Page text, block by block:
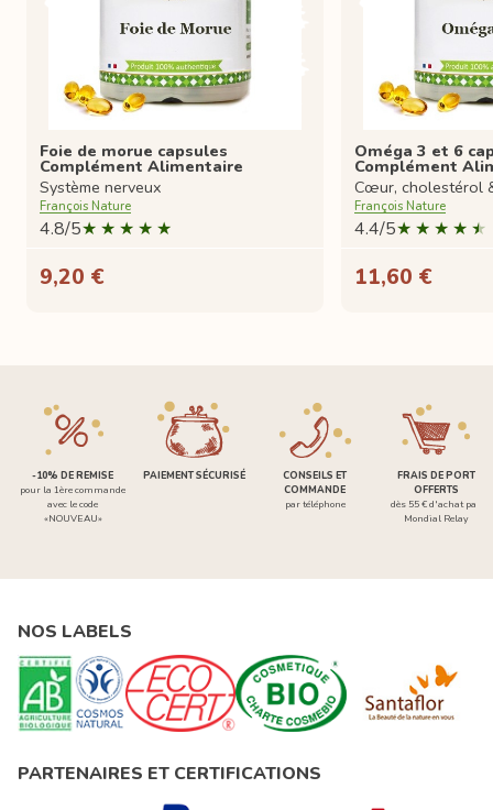
Foie de morue capsules
Complément Alimentaire
Système nerveux
François Nature
4.8/5
9,20 €
Oméga 3 et 6
Complément
Cœur, cholestérol
François Nature
4.4/5
11,60 €
-10% DE REMISE
pour la 1ère commande
avec le code
«NOUVEAU»
PAIEMENT SÉCURISÉ
CONSEILS ET
COMMANDE
par téléphone
FRAIS DE PORT
OFFERTS
dès 55 € d'achat par
Mondial Relay
NOS LABELS
PARTENAIRES ET CERTIFICATIONS